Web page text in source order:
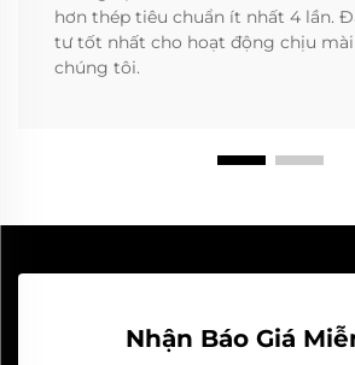
hơn thép tiêu chuẩn ít nhất 4 lần.
tư tốt nhất cho hoạt động chịu
chúng tôi.
Nhận Báo Giá